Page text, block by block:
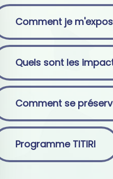
Comment je
Quels sont les
Comment se
Programme TITIRI